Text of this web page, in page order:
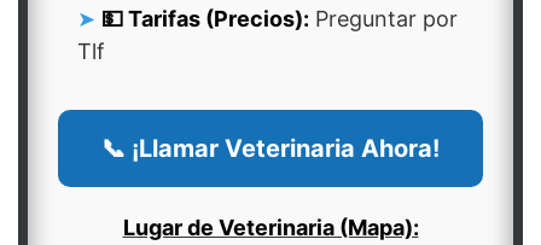
💵 Tarifas (Precios): Preguntar por
Tlf
📞 ¡Llamar Veterinaria Ahora!
Lugar de Veterinaria (Mapa):